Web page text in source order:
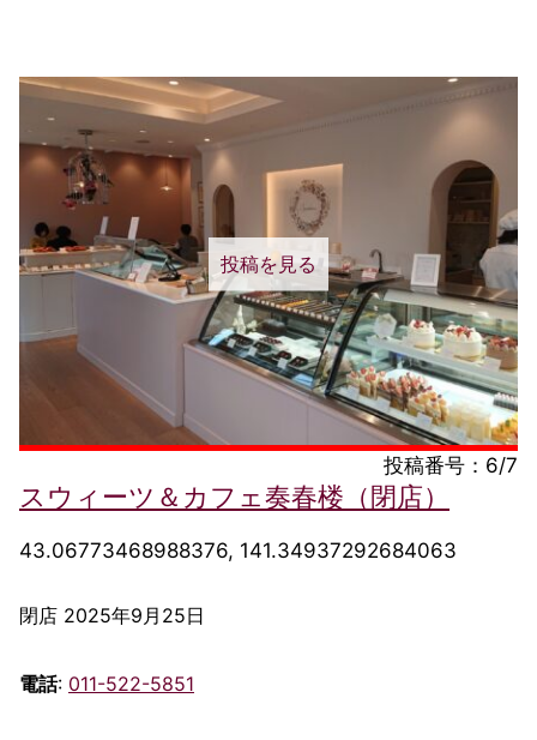
投稿を見る
投稿番号：6/7
スウィーツ＆カフェ奏春楼（閉店）
43.06773468988376, 141.34937292684063
閉店 2025年9月25日
電話: 011-522-5851